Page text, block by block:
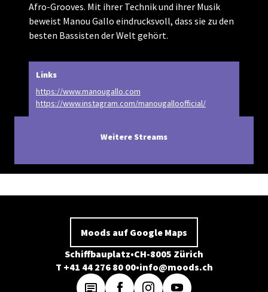
Afro-Grooves. Mit ihrer Technik und ihrer Musik
beweist Manou Gallo eindrucksvoll, dass sie zu den
besten Bassisten der Welt gehört.
Links
https://www.manougallo.com
https://www.instagram.com/manougalloofficial/
Weitere Streams
Moods auf Google Maps
Schiffbauplatz CH-8005 Zürich
T +41 44 276 80 00 info@moods.ch